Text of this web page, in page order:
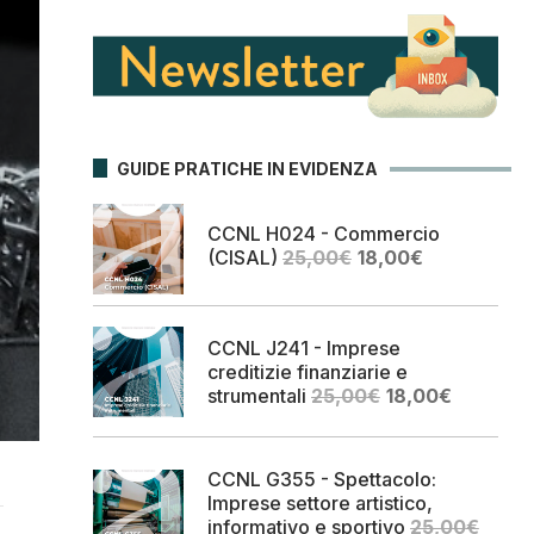
GUIDE PRATICHE IN EVIDENZA
CCNL H024 - Commercio
(CISAL) 25,00€ Il
originale
25,00€.
18,00€Il
attuale
CCNL J241 - Imprese
creditizie finanziarie e
strumentali 25,00€ Il
originale
25,00€.
18,00€Il
attuale
CCNL G355 - Spettacolo:
Imprese settore artistico,
informativo e sportivo 25,00€